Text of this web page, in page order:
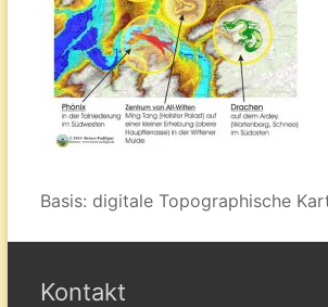
Basis: digitale Topographische
Kontakt